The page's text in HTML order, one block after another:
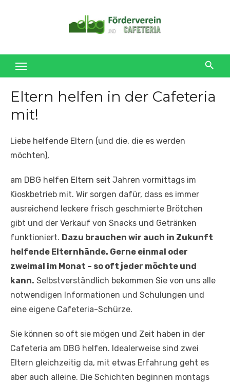
Eltern helfen in der Cafeteria
mit!
Liebe helfende Eltern (und die, die es werden
möchten),
am DBG helfen Eltern seit Jahren vormittags im
Kioskbetrieb mit. Wir sorgen dafür, dass es immer
ausreichend leckere frisch geschmierte Brötchen
gibt und der Verkauf von Snacks und Getränken
funktioniert. Dazu brauchen wir auch in Zukunft
helfende Elternhände. Gerne einmal oder
zweimal im Monat – so oft jeder möchte und
kann. Selbstverständlich bekommen Sie von uns alle
notwendigen Informationen und Schulungen und
eine eigene Cafeteria-Schürze.
Sie können so oft sie mögen und Zeit haben in der
Cafeteria am DBG helfen. Idealerweise sind zwei
Eltern gleichzeitig da, mit etwas Erfahrung geht es
aber auch alleine. Die Schichten beginnen montags